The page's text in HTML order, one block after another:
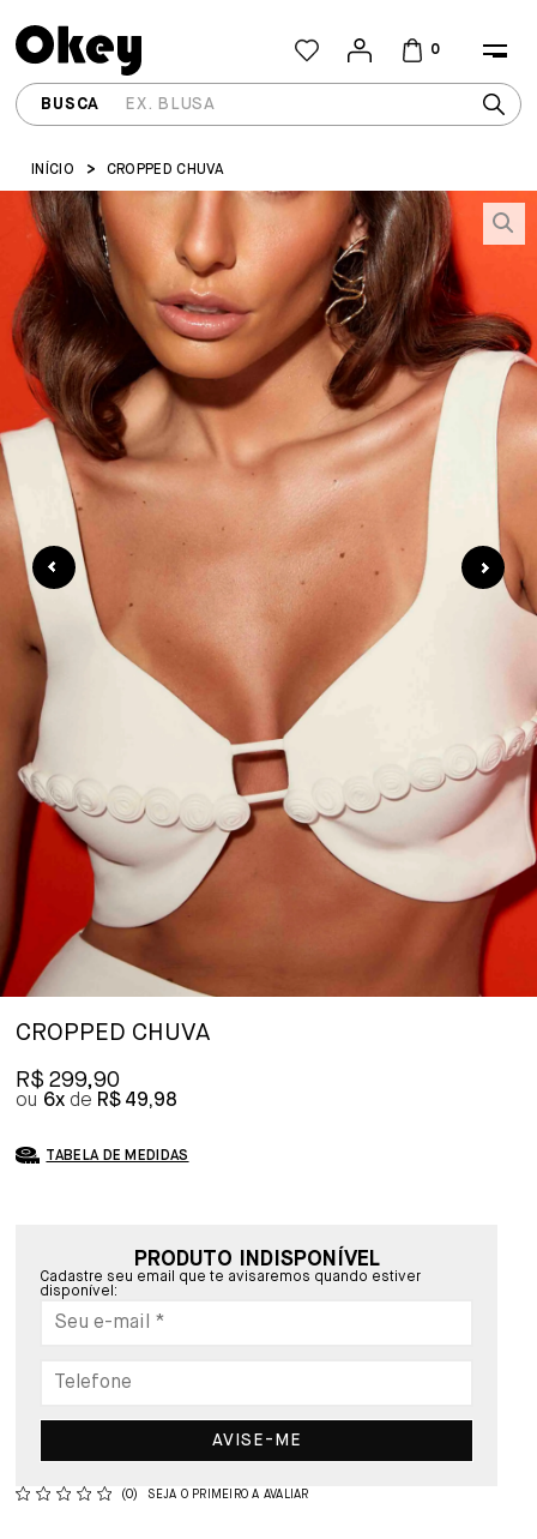
0
INÍCIO CROPPED CHUVA
CROPPED CHUVA
R$ 299,90
6x R$ 49,98
TABELA DE MEDIDAS
PRODUTO INDISPONÍVEL
Cadastre seu email que te avisaremos quando estiver
disponível:
AVISE-ME
(0) SEJA O PRIMEIRO A AVALIAR